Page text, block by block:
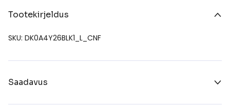
Tootekirjeldus
SKU: DK0A4Y26BLK1_L_CNF
Saadavus